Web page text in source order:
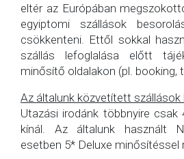
eltér az Európában
egyiptomi szállások
csökkenteni. Ettől sokkal
szállás lefoglalása előtt
minősítő oldalakon (pl. booking,
Az általunk közvetített szállások
Utazási irodánk többnyire
kínál. Az általunk használt
esetben 5* Deluxe minősítéssel